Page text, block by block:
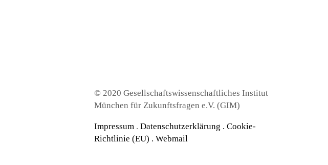
© 2020 Gesellschaftswissenschaftliches Institut
München für Zukunftsfragen e.V. (GIM)
Impressum . Datenschutzerklärung . Cookie-
Richtlinie (EU) . Webmail